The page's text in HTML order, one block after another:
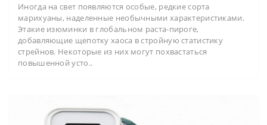
Иногда на свет появляются особые, редкие сорта
марихуаны, наделенные необычными характеристиками.
Этакие изюминки в глобальном раста-пироге,
добавляющие щепотку хаоса в стройную статистику
стрейнов. Некоторые из них могут похвастаться
повышенной усто..